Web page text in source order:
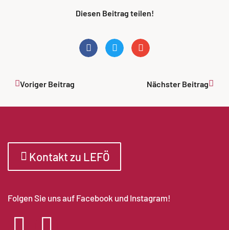
Diesen Beitrag teilen!
Voriger Beitrag Nächster Beitrag
Kontakt zu LEFÖ
Folgen Sie uns auf Facebook und Instagram!